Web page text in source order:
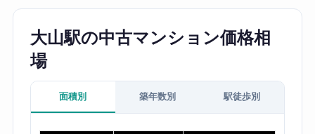
大山駅の中古マンション価格相
場
面積別 築年数別 駅徒歩別